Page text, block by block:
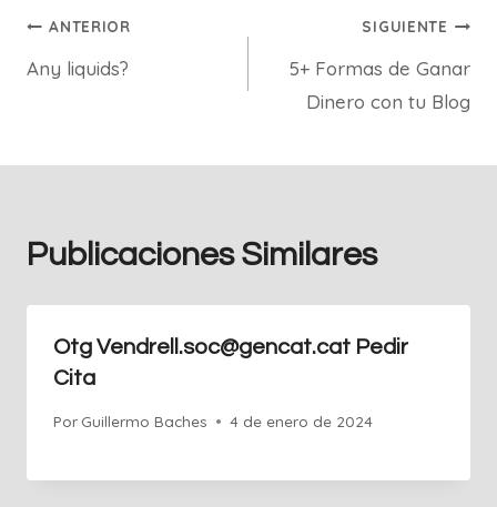
Navegación
de
ANTERIOR
Any liquids?
SIGUIENTE
5+ Formas de Ganar
Dinero con tu Blog
Publicaciones Similares
Otg Vendrell.soc@gencat.cat Pedir
Cita
Por Guillermo Baches 4 de enero de 2024